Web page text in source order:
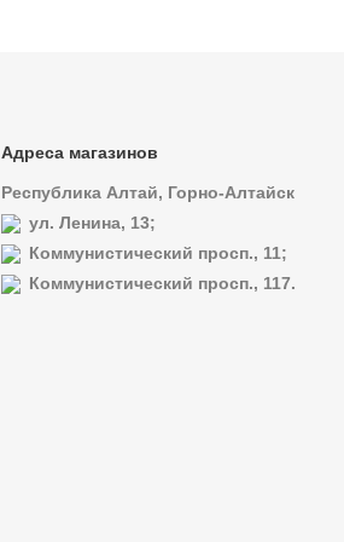
Адреса магазинов
Республика Алтай, Горно-Алтайск
ул. Ленина, 13;
Коммунистический просп., 11;
Коммунистический просп., 117.